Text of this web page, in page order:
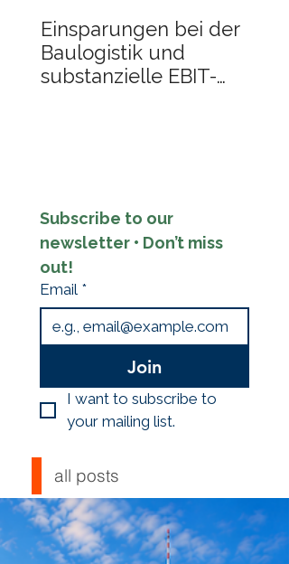
Baulogistikprozessen in Europa
beitragen. Die Baul
Einsparungen bei der
Baulogistik und
substanzielle EBIT-
Subscribe to our
newsletter • Don’t miss
out!
Email *
Join
I want to subscribe to
your mailing list.
all posts